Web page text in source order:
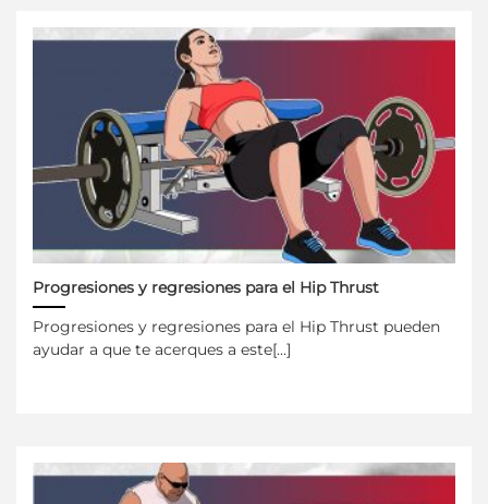
Progresiones y regresiones para el Hip Thrust
Progresiones y regresiones para el Hip Thrust pueden
ayudar a que te acerques a este[...]